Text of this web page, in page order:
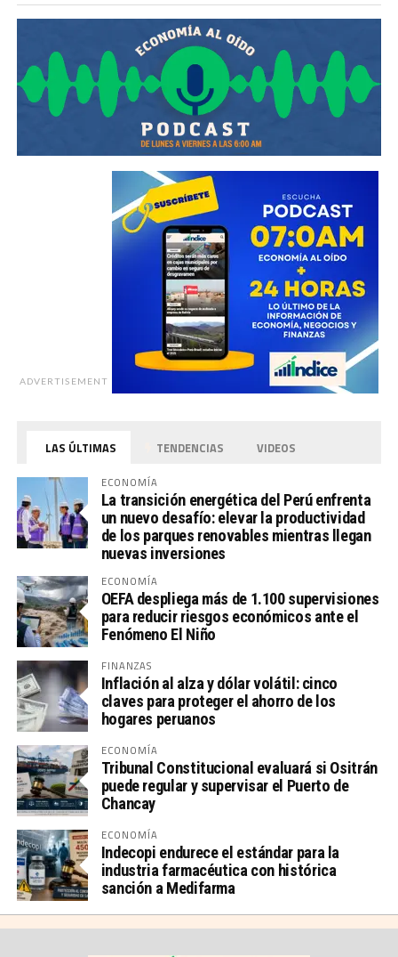
ADVERTISEMENT
LAS ÚLTIMAS TENDENCIAS VIDEOS
ECONOMÍA
La transición energética del Perú enfrenta
un nuevo desafío: elevar la productividad
de los parques renovables mientras llegan
nuevas inversiones
ECONOMÍA
OEFA despliega más de 1.100 supervisiones
para reducir riesgos económicos ante el
Fenómeno El Niño
FINANZAS
Inflación al alza y dólar volátil: cinco
claves para proteger el ahorro de los
hogares peruanos
ECONOMÍA
Tribunal Constitucional evaluará si Ositrán
puede regular y supervisar el Puerto de
Chancay
ECONOMÍA
Indecopi endurece el estándar para la
industria farmacéutica con histórica
sanción a Medifarma